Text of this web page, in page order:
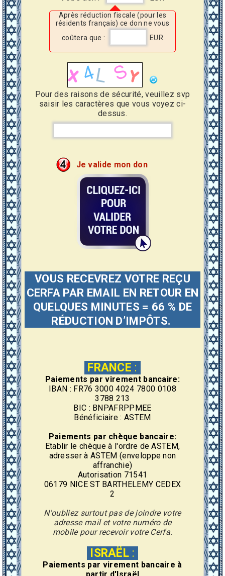
Après réduction fiscale (pour les
résidents français) ce don ne vous
coûtera que :
EUR
Pour des raisons de sécurité, veuillez svp
saisir les caractères que vous voyez ci-
dessus.
Je valide mon don
VOUS RECEVREZ VOTRE REÇU
CERFA PAR EMAIL EN RETOUR EN
QUELQUES MINUTES = 66 % DE
RÉDUCTION D’IMPÔTS.
FRANCE :
Paiements par virement bancaire:
IBAN : FR76 3000 4024 7800 0108
3788 213
BIC : BNPAFRPPMEE
Bénéficiaire : ASTEM
Paiements par chèque bancaire:
Etablir le chèque à l'ordre de ASTEM,
adresser à ASTEM (enveloppe non
affranchie)
Autorisation 71541
06179 NICE ST BARTHELEMY CEDEX
2
N'oubliez surtout pas de joindre votre
adresse mail et votre numéro de
mobile pour recevoir votre Cerfa.
ISRAËL :
Paiements par virement bancaire à